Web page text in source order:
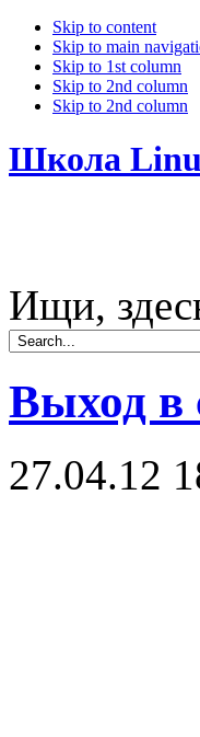
Skip to content
Skip to main
Skip to 1st column
Skip to 2nd column
Skip to 2nd column
Школа
Ищи,
Выход в
27.04.12